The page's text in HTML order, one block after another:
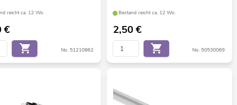
reicht ca. 12 Wo.
€
No. 51210862
Bestand reicht ca. 12 Wo.
2,50€
No. 50530069